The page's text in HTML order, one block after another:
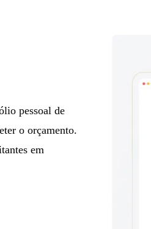
pessoal de
o orçamento.
em